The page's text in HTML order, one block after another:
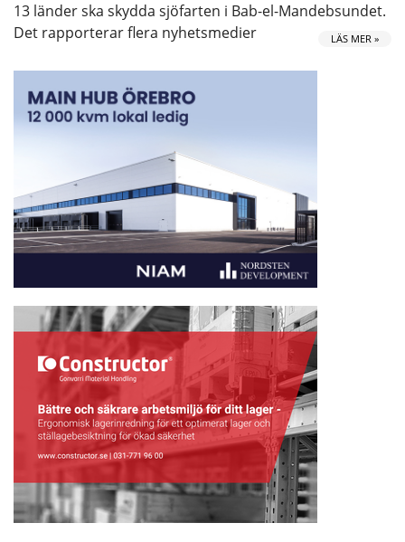
13 länder ska skydda sjöfarten i Bab-el-Mandebsundet.
Det rapporterar flera nyhetsmedier
LÄS MER »